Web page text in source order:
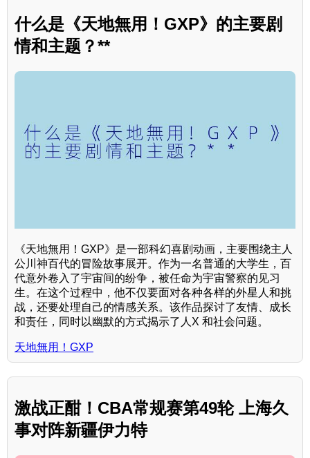
什么是《天地無用！GXP》的主要剧
情和主题？**
《天地無用！GXP》是一部科幻喜剧动画，主要围绕主人
公川神百代的冒险故事展开。作为一名普通的大学生，百
代意外卷入了宇宙间的纷争，被任命为宇宙警察的见习
生。在这个过程中，他不仅要面对各种各样的外星人和挑
战，还要处理自己的情感关系。该作品探讨了友情、成长
和责任，同时以幽默的方式揭示了人X 和社会问题。
天地無用！GXP
激战正酣！CBA常规赛第49轮 上海久
事对阵新疆伊力特